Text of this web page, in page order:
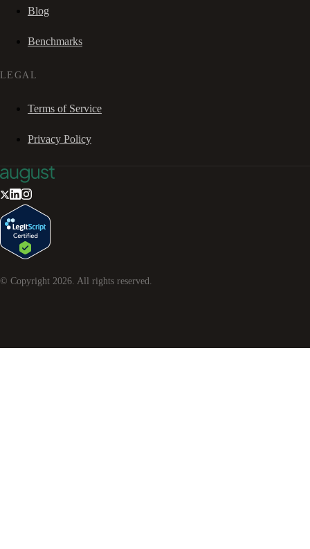
Blog
Benchmarks
LEGAL
Terms of Service
Privacy Policy
© Copyright 2026. All rights reserved.